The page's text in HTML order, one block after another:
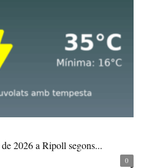
2026 a Ripoll segons...
0